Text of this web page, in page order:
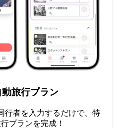
旅行プラン
行者を入力するだけで、特
プランを完成！